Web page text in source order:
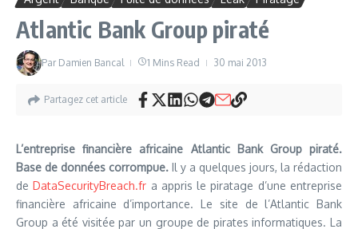
Atlantic Bank Group piraté
Par Damien Bancal 1 Mins Read 30 mai 2013
Partagez cet article
L’entreprise financière africaine Atlantic Bank Group piraté.
Base de données corrompue. Il y a quelques jours, la rédaction
deDataSecurityBreach.fr a appris le piratage d’une entreprise
financière africaine d’importance. Le site de l’Atlantic Bank
Group a été visitée par un groupe de pirates informatiques. La